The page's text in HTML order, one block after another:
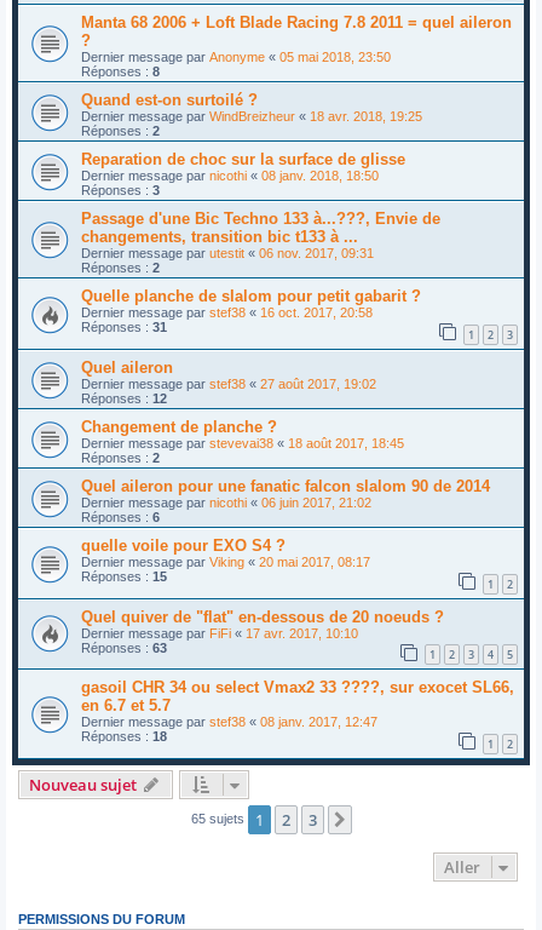
Manta 68 2006 + Loft Blade Racing 7.8 2011 = quel aileron
?
Dernier message par Anonyme « 05 mai 2018, 23:50
Réponses : 8
Quand est-on surtoilé ?
Dernier message par WindBreizheur « 18 avr. 2018, 19:25
Réponses : 2
Reparation de choc sur la surface de glisse
Dernier message par nicothi « 08 janv. 2018, 18:50
Réponses : 3
Passage d'une Bic Techno 133 à...???, Envie de
changements, transition bic t133 à ...
Dernier message par utestit « 06 nov. 2017, 09:31
Réponses : 2
Quelle planche de slalom pour petit gabarit ?
Dernier message par stef38 « 16 oct. 2017, 20:58
Réponses : 31 1 2 3
Quel aileron
Dernier message par stef38 « 27 août 2017, 19:02
Réponses : 12
Changement de planche ?
Dernier message par stevevai38 « 18 août 2017, 18:45
Réponses : 2
Quel aileron pour une fanatic falcon slalom 90 de 2014
Dernier message par nicothi « 06 juin 2017, 21:02
Réponses : 6
quelle voile pour EXO S4 ?
Dernier message par Viking « 20 mai 2017, 08:17
Réponses : 15 1 2
Quel quiver de "flat" en-dessous de 20 noeuds ?
Dernier message par FiFi « 17 avr. 2017, 10:10
Réponses : 63 1 2 3 4 5
gasoil CHR 34 ou select Vmax2 33 ????, sur exocet SL66,
en 6.7 et 5.7
Dernier message par stef38 « 08 janv. 2017, 12:47
Réponses : 18 1 2
Nouveau sujet
65 sujets 1 2 3
Aller
PERMISSIONS DU FORUM